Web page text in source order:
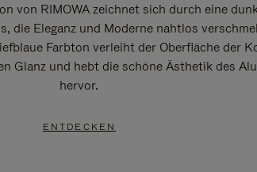
von RIMOWA zeichnet sich durch eine
die Eleganz und Moderne nahtlos
Farbton verleiht der Oberfläche der
Glanz und hebt die schöne Ästhetik des
hervor.
ENTDECKEN